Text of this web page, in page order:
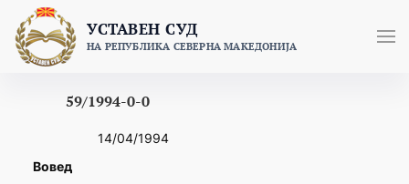
content
УСТАВЕН СУД
НА РЕПУБЛИКА СЕВЕРНА МАКЕДОНИЈА
59/1994-0-0
14/04/1994
Вовед